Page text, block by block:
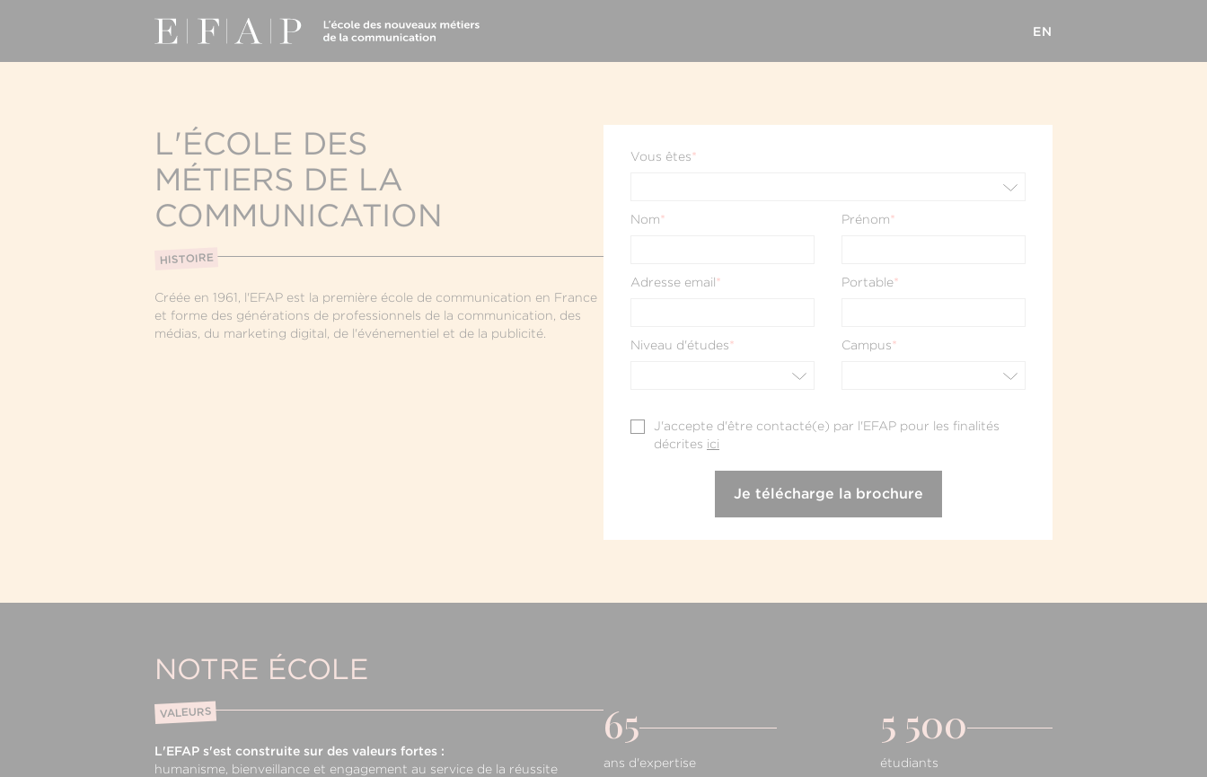
EN
L'ÉCOLE DES
MÉTIERS DE LA
COMMUNICATION
HISTOIRE
Créée en 1961, l'EFAP est la première école de communication en France
et forme des générations de professionnels de la communication, des
médias, du marketing digital, de l'événementiel et de la publicité.
Vous êtes*
Nom* Prénom*
Adresse email* Portable*
Niveau d'études* Campus*
J'accepte d'être contacté(e) par l'EFAP pour les finalités
décrites ici
NOTRE ÉCOLE
VALEURS
L'EFAP s'est construite sur des valeurs fortes :
humanisme, bienveillance et engagement au service de la réussite
65
ans d'expertise
5 500
étudiants